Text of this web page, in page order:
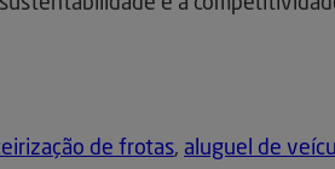
de frotas, aluguel de